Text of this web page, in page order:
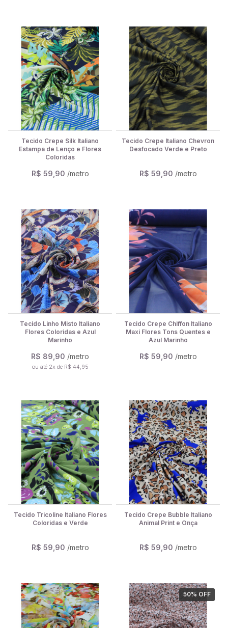
Tecido Crepe Silk Italiano
Estampa de Lenço e Flores
Coloridas
R$ 59,90 /metro
Tecido Crepe Italiano Chevron
Desfocado Verde e Preto
R$ 59,90 /metro
Tecido Linho Misto Italiano
Flores Coloridas e Azul
Marinho
R$ 89,90 /metro
ou até 2x de R$ 44,95
Tecido Crepe Chiffon Italiano
Maxi Flores Tons Quentes e
Azul Marinho
R$ 59,90 /metro
Tecido Tricoline Italiano Flores
Coloridas e Verde
R$ 59,90 /metro
Tecido Crepe Bubble Italiano
Animal Print e Onça
R$ 59,90 /metro
50% OFF